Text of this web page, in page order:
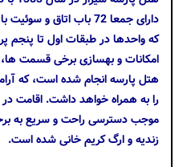
دارای جمعا 72 باب اتاق
که واحدها در طبقات اول تا پنجم
هتل پارسه انجام شده است، که
را به همراه خواهد داشت. اقامت
موجب دسترسی راحت و سریع به
زندیه و ارگ کریم خانی شده است.